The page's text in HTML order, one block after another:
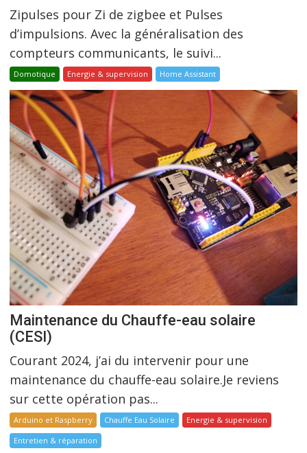
Zipulses pour Zi de zigbee et Pulses
d’impulsions. Avec la généralisation des
compteurs communicants, le suivi...
Domotique Energie & supervision Home Assistant
Maintenance du Chauffe-eau solaire
(CESI)
Courant 2024, j’ai du intervenir pour une
maintenance du chauffe-eau solaire.Je reviens
sur cette opération pas...
Arduino et Raspberry Chauffe Eau Solaire
Energie & supervision
Entretien & réparation